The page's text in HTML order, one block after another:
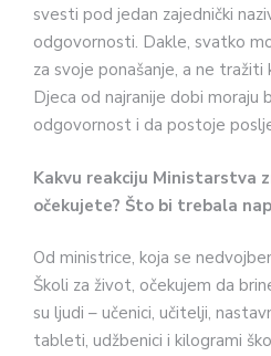
svesti pod jedan zajednički
odgovornosti. Dakle, svatko
za svoje ponašanje, a ne tražiti
Djeca od najranije dobi moraju
odgovornost i da postoje
Kakvu reakciju Ministarstva
očekujete? Što bi trebala
Od ministrice, koja se
Školi za život, očekujem da
su ljudi – učenici, učitelji,
tableti, udžbenici i kilogrami